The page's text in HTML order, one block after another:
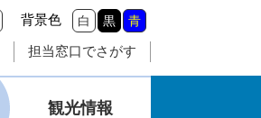
背景色 白 黒 青
担当窓口でさがす
観光情報